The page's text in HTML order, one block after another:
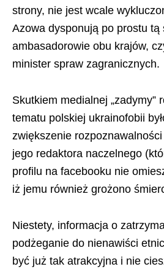
strony, nie jest wcale
Azowa dysponują po prostu tą
ambasadorowie obu krajów,
minister spraw zagranicznych.
Skutkiem medialnej „zadymy”
tematu polskiej ukrainofobii
zwiększenie rozpoznawalności
jego redaktora naczelnego
profilu na facebooku nie
iż jemu również grożono
Niestety, informacja o
podżeganie do nienawiści
być już tak atrakcyjna i nie